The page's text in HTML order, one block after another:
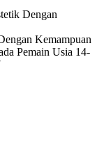
Dengan
Kemampuan
Pemain Usia 14-